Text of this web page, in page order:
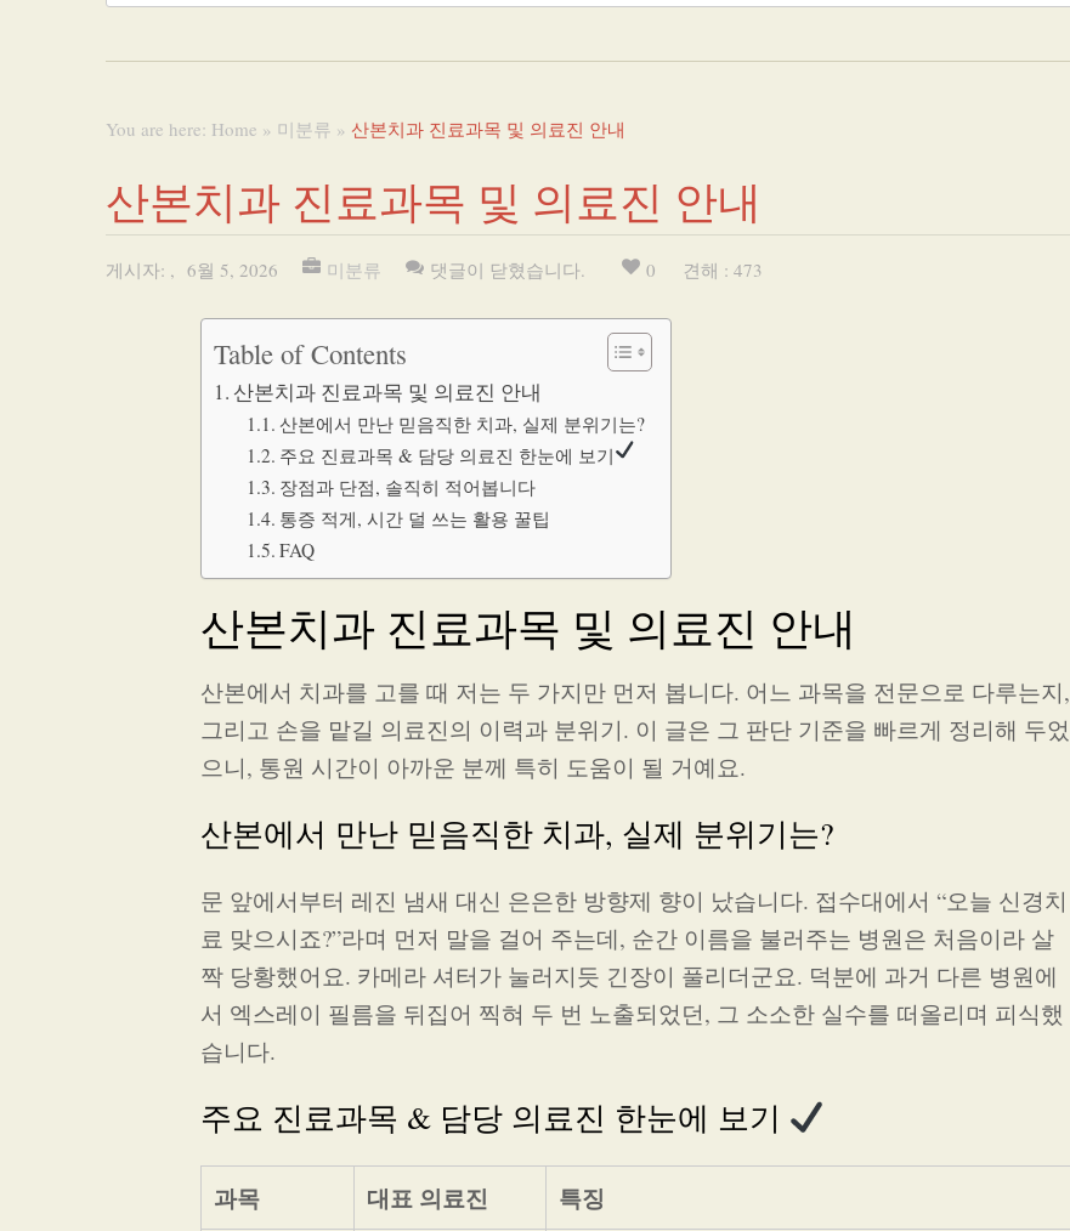
You are here: Home » 미분류 » 산본치과 진료과목 및 의료진 안내
산본치과 진료과목 및 의료진 안내
게시자: , 6월 5, 2026 미분류 댓글이 닫혔습니다. 0 견해 : 473
Table of Contents
산본치과 진료과목 및 의료진 안내
산본에서 만난 믿음직한 치과, 실제 분위기는?
주요 진료과목 & 담당 의료진 한눈에 보기
장점과 단점, 솔직히 적어봅니다
통증 적게, 시간 덜 쓰는 활용 꿀팁
FAQ
산본치과 진료과목 및 의료진 안내
산본에서 치과를 고를 때 저는 두 가지만 먼저 봅니다. 어느 과목을 전문으로 다루는지,
그리고 손을 맡길 의료진의 이력과 분위기. 이 글은 그 판단 기준을 빠르게 정리해 두었
으니, 통원 시간이 아까운 분께 특히 도움이 될 거예요.
산본에서 만난 믿음직한 치과, 실제 분위기는?
문 앞에서부터 레진 냄새 대신 은은한 방향제 향이 났습니다. 접수대에서 “오늘 신경치
료 맞으시죠?”라며 먼저 말을 걸어 주는데, 순간 이름을 불러주는 병원은 처음이라 살
짝 당황했어요. 카메라 셔터가 눌러지듯 긴장이 풀리더군요. 덕분에 과거 다른 병원에
서 엑스레이 필름을 뒤집어 찍혀 두 번 노출되었던, 그 소소한 실수를 떠올리며 피식했
습니다.
주요 진료과목 & 담당 의료진 한눈에 보기
과목 대표 의료진 특징